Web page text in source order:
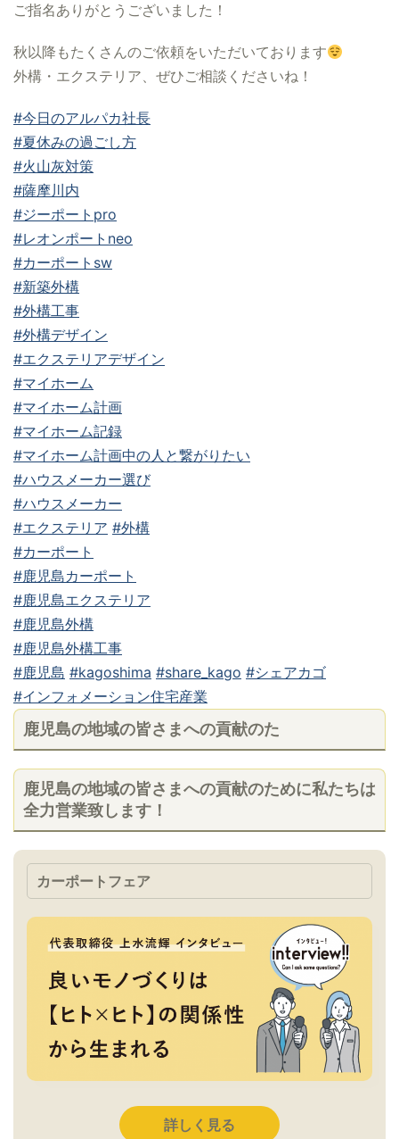
ご指名ありがとうございました！
秋以降もたくさんのご依頼をいただいております
外構・エクステリア、ぜひご相談くださいね！
#今日のアルパカ社長
#夏休みの過ごし方
#火山灰対策
#薩摩川内
#ジーポートpro
#レオンポートneo
#カーポートsw
#新築外構
#外構工事
#外構デザイン
#エクステリアデザイン
#マイホーム
#マイホーム計画
#マイホーム記録
#マイホーム計画中の人と繋がりたい
#ハウスメーカー選び
#ハウスメーカー
#エクステリア #外構
#カーポート
#鹿児島カーポート
#鹿児島エクステリア
#鹿児島外構
#鹿児島外構工事
#鹿児島 #kagoshima #share_kago #シェアカゴ
#インフォメーション住宅産業
鹿児島の地域の皆さまへの貢献のた
鹿児島の地域の皆さまへの貢献のために私たちは
全力営業致します！
カーポートフェア
詳しく見る